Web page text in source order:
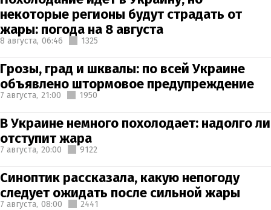
некоторые регионы будут страдать от
жары: погода на 8 августа
8 августа, 06:46 1325
Грозы, град и шквалы: по всей Украине
объявлено штормовое предупреждение
7 августа, 21:00 1950
В Украине немного похолодает: надолго ли
отступит жара
7 августа, 20:00 9122
Синоптик рассказала, какую непогоду
следует ожидать после сильной жары
7 августа, 08:00 2441